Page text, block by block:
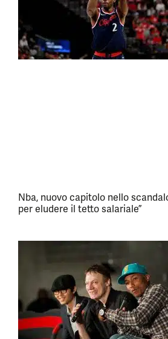
Nba, nuovo capitolo nello
per eludere il tetto salariale”